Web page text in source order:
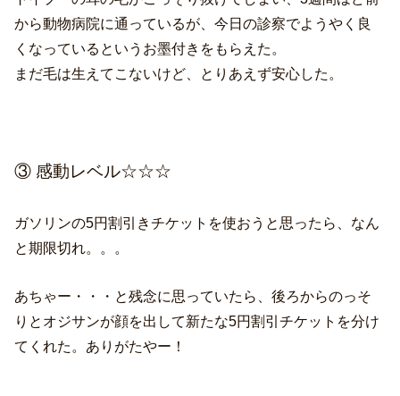
から動物病院に通っているが、今日の診察でようやく良
くなっているというお墨付きをもらえた。
まだ毛は生えてこないけど、とりあえず安心した。
③ 感動レベル☆☆☆
ガソリンの5円割引きチケットを使おうと思ったら、なん
と期限切れ。。。
あちゃー・・・と残念に思っていたら、後ろからのっそ
りとオジサンが顔を出して新たな5円割引チケットを分け
てくれた。ありがたやー！